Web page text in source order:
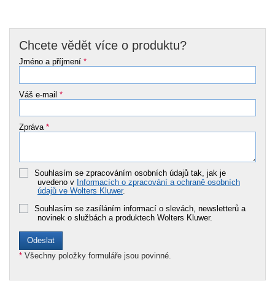
Chcete vědět více o produktu?
Jméno a příjmení *
Váš e-mail *
Zpráva *
Souhlasím se zpracováním osobních údajů tak, jak je
uvedeno v Informacích o zpracování a ochraně osobních
údajů ve Wolters Kluwer.
Souhlasím se zasíláním informací o slevách, newsletterů a
novinek o službách a produktech Wolters Kluwer.
* Všechny položky formuláře jsou povinné.